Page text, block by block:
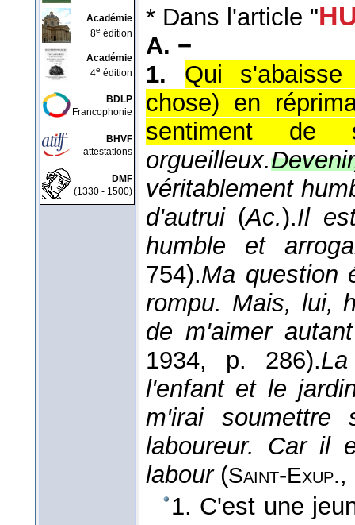
Académie
8e édition
Académie
4e édition
BDLP
Francophonie
BHVF
attestations
DMF
(1330 - 1500)
* Dans l'article "
A. −
1.
Qui
chose) en
sentiment de
orgueilleux.
véritablement
d'autrui (Ac.).Il
humble et
754).Ma question
rompu. Mais, lui,
de m'aimer
1934, p. 286).
l'enfant et le
m'irai soumettre
laboureur. Car il
labour (Saint-Exup.,
1. C'est une